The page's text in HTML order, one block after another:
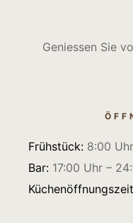
Geniessen Sie
Frühstück: 8:00
Bar: 17:00 Uhr –